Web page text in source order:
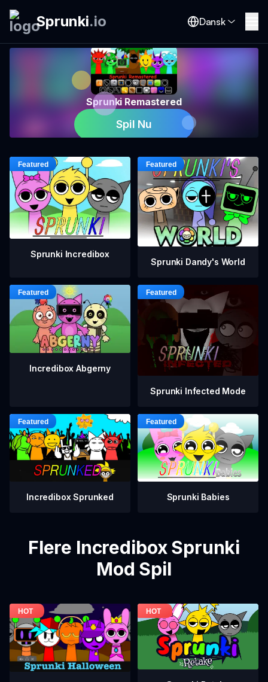
Sprunki.io Dansk
Sprunki Remastered
Spil Nu
Sprunki Incredibox
Sprunki Dandy's World
Incredibox Abgerny
Sprunki Infected Mode
Incredibox Sprunked Sprunki Babies
Flere Incredibox Sprunki
Mod Spil